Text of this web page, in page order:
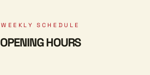
WEEKLY SCHEDULE
OPENING HOURS